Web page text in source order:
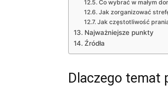
Co wybrać w małym
Jak zorganizować
Jak częstotliwość
Najważniejsze punkty
Źródła
Dlaczego temat